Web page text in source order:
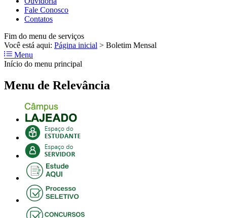
Fale Conosco
Contatos
Fim do menu de serviços
Você está aqui: Página inicial > Boletim Mensal
Menu
Início do menu principal
Menu de Relevância